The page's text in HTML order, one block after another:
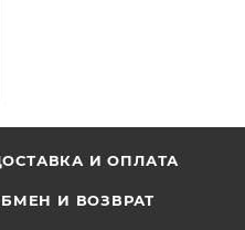
И ОПЛАТА
И ВОЗВРАТ